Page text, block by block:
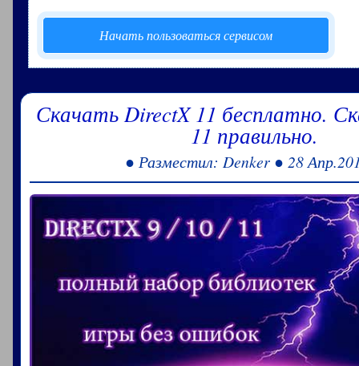
Начать пользоваться сервисом
Скачать DirectX 11 бесплатно.
11 правильно.
● Разместил: Denker ● 28